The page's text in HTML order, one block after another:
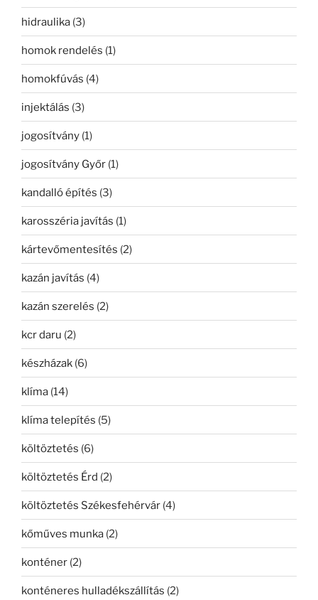
hidraulika (3)
homok rendelés (1)
homokfúvás (4)
injektálás (3)
jogosítvány (1)
jogosítvány Győr (1)
kandalló építés (3)
karosszéria javítás (1)
kártevőmentesítés (2)
kazán javítás (4)
kazán szerelés (2)
kcr daru (2)
készházak (6)
klíma (14)
klíma telepítés (5)
költöztetés (6)
költöztetés Érd (2)
költöztetés Székesfehérvár (4)
kőműves munka (2)
konténer (2)
konténeres hulladékszállítás (2)